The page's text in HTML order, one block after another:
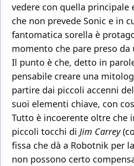
vedere con quella principale
che non prevede Sonic e in
fantomatica sorella è
momento che pare preso
Il punto è che, detto in
pensabile creare una
partire dai piccoli accenni
suoi elementi chiave, con
Tutto è incoerente oltre che
piccoli tocchi di Jim Carrey
fissa che dà a Robotnik per
non possono certo